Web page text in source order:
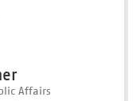
Affairs